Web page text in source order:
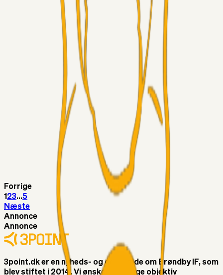
04. aug. 2026
5. Forudsigelser op til Horsens kampen.
RasmusStephansen04. aug. 2026
Nørgaards Lever Hug, Skaktræk Mod En Utålmodig
RasmusStephansen
04. aug. 2026
Har GFH løsnet grebet...?
Superliga-truppen
04. aug. 2026
Medie: Tahirovic til Celtic for samlet 6 mio Euro
Forrige
1 23...5
Næste
Annonce
Annonce
3point.dk er en nyheds- og debatside om Brøndby IF, som
blev stiftet i 2014. Vi ønsker at bringe objektiv